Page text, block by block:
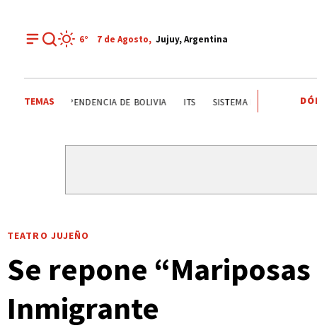
6° 7 de Agosto, Jujuy, Argentina
TEMAS FIESTAS PATRONALES A SAN CAYETANO INDEPENDENCIA
TEATRO JUJEÑO
Se repone
Inmigrante